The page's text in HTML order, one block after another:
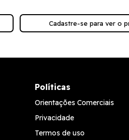
Cadastre-se para ver o
Políticas
Orientações Comerciais
Privacidade
Termos de uso